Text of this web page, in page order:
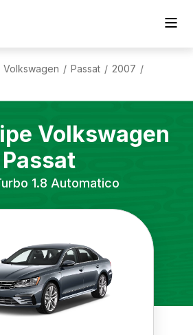
Volkswagen / Passat / 2007 /
Volkswagen
Passat
1.8 Automatico